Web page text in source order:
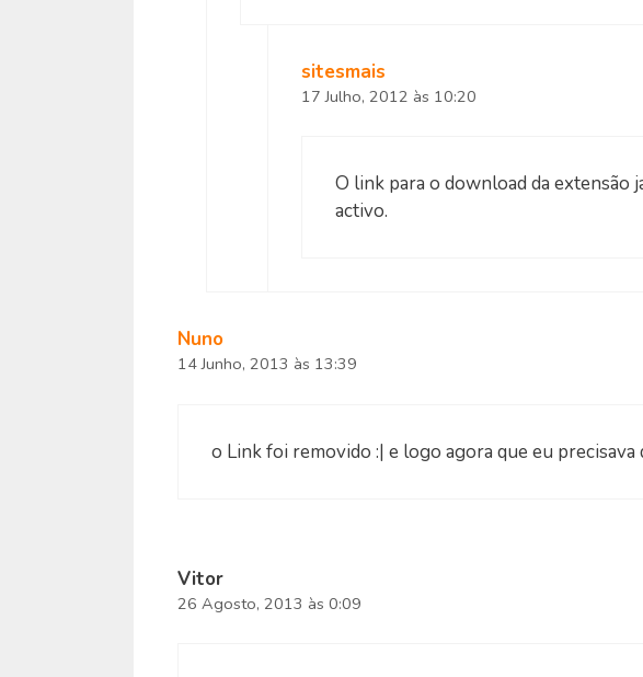
sitesmais
17 Julho, 2012 às 10:20
O link para o download da extensão
activo.
Nuno
14 Junho, 2013 às 13:39
o Link foi removido :| e logo agora que eu precisava
Vitor
26 Agosto, 2013 às 0:09